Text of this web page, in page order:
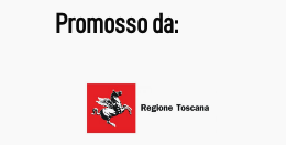
Promosso da: